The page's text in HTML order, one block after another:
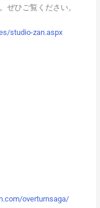
ぜひご覧ください。
studio-zan.aspx
overturnsaga/